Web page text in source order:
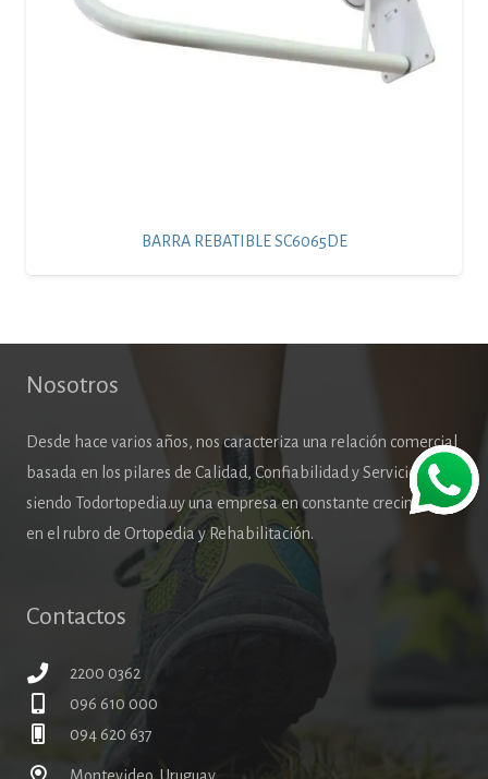
BARRA REBATIBLE SC6065DE
Nosotros
Desde hace varios años, nos caracteriza una relación comercial
basada en los pilares de Calidad, Confiabilidad y Servicio,
siendo Todortopedia.uy una empresa en constante crecimiento
en el rubro de Ortopedia y Rehabilitación.
Contactos
2200 0362
096 610 000
094 620 637
Montevideo, Uruguay.